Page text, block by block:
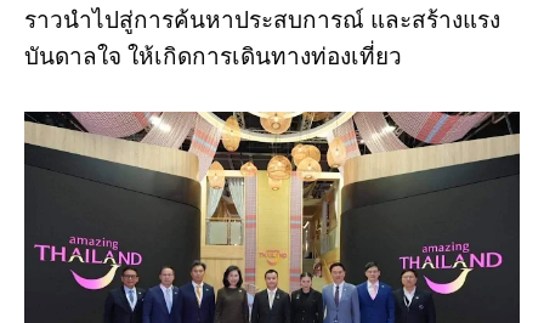
ราวนำไปสู่การค้นหาประสบการณ์ และสร้างแรง
บันดาลใจ ให้เกิดการเดินทางท่องเที่ยว